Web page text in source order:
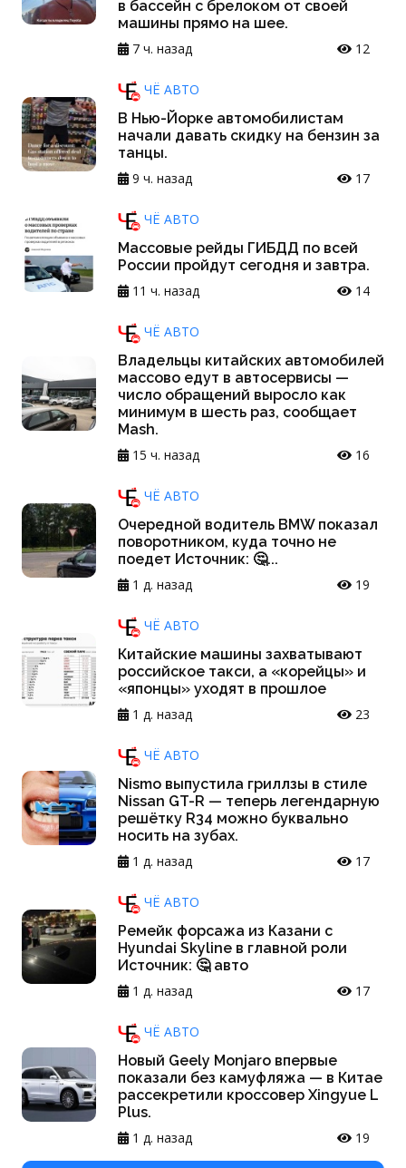
в бассейн с брелоком от своей
машины прямо на шее.
7 ч. назад
12
ЧЁ АВТО
В Нью-Йорке автомобилистам
начали давать скидку на бензин за
танцы.
9 ч. назад
17
ЧЁ АВТО
Массовые рейды ГИБДД по всей
России пройдут сегодня и завтра.
11 ч. назад
14
ЧЁ АВТО
Владельцы китайских автомобилей
массово едут в автосервисы —
число обращений выросло как
минимум в шесть раз, сообщает
Mash.
15 ч. назад
16
ЧЁ АВТО
Очередной водитель BMW показал
поворотником, куда точно не
поедет Источник: 🤔...
1 д. назад
19
ЧЁ АВТО
Китайские машины захватывают
российское такси, а «корейцы» и
«японцы» уходят в прошлое
1 д. назад
23
ЧЁ АВТО
Nismo выпустила гриллзы в стиле
Nissan GT-R — теперь легендарную
решётку R34 можно буквально
носить на зубах.
1 д. назад
17
ЧЁ АВТО
Ремейк форсажа из Казани с
Hyundai Skyline в главной роли
Источник: 🤔 авто
1 д. назад
17
ЧЁ АВТО
Новый Geely Monjaro впервые
показали без камуфляжа — в Китае
рассекретили кроссовер Xingyue L
Plus.
1 д. назад
19